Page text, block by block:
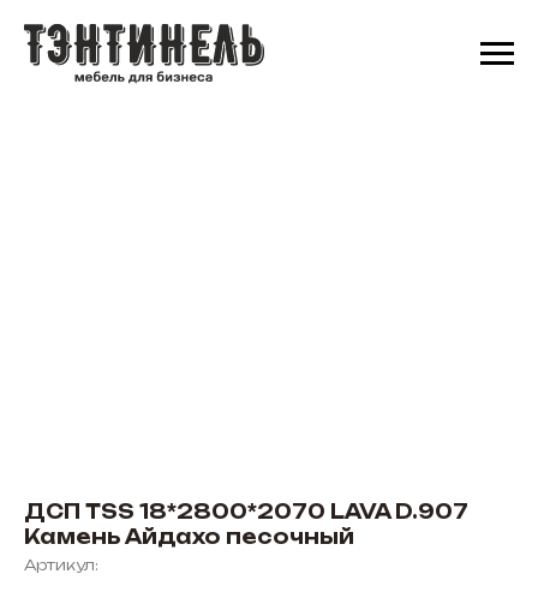
ДСП TSS 18*2800*2070 LAVA D.907
Камень Айдахо песочный
Артикул: